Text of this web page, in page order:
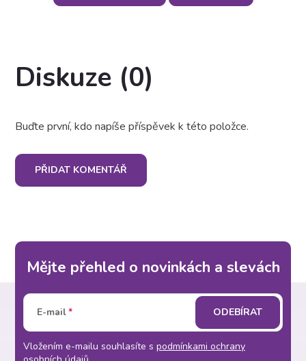
Diskuze (0)
Buďte první, kdo napíše příspěvek k této položce.
PŘIDAT KOMENTÁŘ
Mějte přehled o novinkách a slevách
E-mail
Vložením e-mailu souhlasíte s podmínkami ochrany
ODEBÍRAT